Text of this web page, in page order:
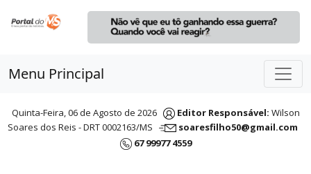
Menu Principal
Quinta-Feira, 06 de Agosto de 2026 Editor Responsável: Wilson
Soares dos Reis - DRT 0002163/MS
soaresfilho50@gmail.com
67 99977 4559